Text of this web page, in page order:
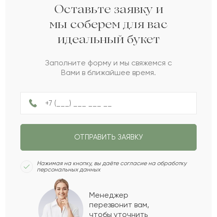
2022-08-04
Ирина
Альбина
Кобей
М Миргали
Магда
Показать еще
Оставьте заявку и
мы соберем для вас
идеальный букет
Заполните форму и мы свяжемся с
Вами в ближайшее время.
ОТПРАВИТЬ ЗАЯВКУ
Нажимая на кнопку, вы даёте согласие на обработку
персональных данных
Менеджер
перезвонит вам,
чтобы уточнить